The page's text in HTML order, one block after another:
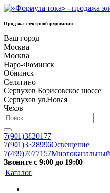
Продажа электрооборудования
Ваш город
Москва
Москва
Наро-Фоминск
Обнинск
Селятино
Серпухов Борисовское шоссе
Серпухов ул.Новая
Чехов
7(901)3820177
7(901)3328996Освещение
7(499)7077157Многоканальный
Звоните с 9:00 до 19:00
Каталог